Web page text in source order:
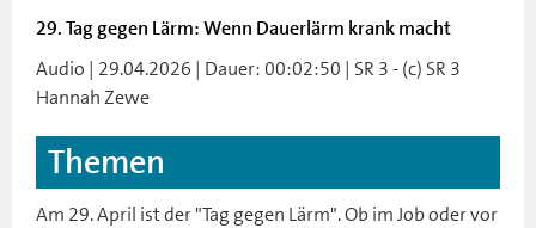
29. Tag gegen Lärm: Wenn Dauerlärm krank macht
Audio | 29.04.2026 | Dauer: 00:02:50 | SR 3 - (c) SR 3
Hannah Zewe
Themen
Am 29. April ist der "Tag gegen Lärm". Ob im Job oder vor